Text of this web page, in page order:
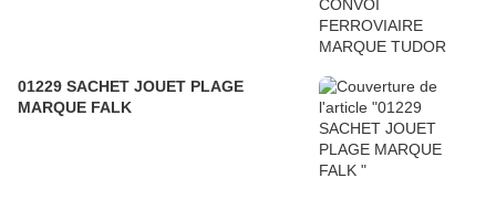
01229 SACHET JOUET PLAGE
MARQUE FALK